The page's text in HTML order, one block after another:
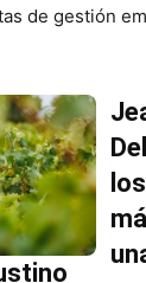
de gestión